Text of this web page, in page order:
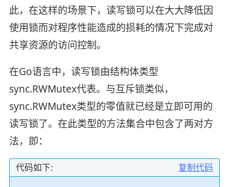
此，在这样的场景下，读写锁可以在大大降低因
使用锁而对程序性能造成的损耗的情况下完成对
共享资源的访问控制。
在Go语言中，读写锁由结构体类型
sync.RWMutex代表。与互斥锁类似，
sync.RWMutex类型的零值就已经是立即可用的
读写锁了。在此类型的方法集合中包含了两对方
法，即：
复制代码
代码如下: